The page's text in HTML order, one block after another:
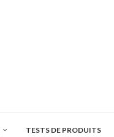
TESTS DE PRODUITS